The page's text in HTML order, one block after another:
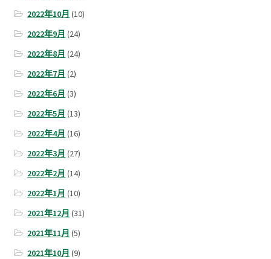
2022年10月 (10)
2022年9月 (24)
2022年8月 (24)
2022年7月 (2)
2022年6月 (3)
2022年5月 (13)
2022年4月 (16)
2022年3月 (27)
2022年2月 (14)
2022年1月 (10)
2021年12月 (31)
2021年11月 (5)
2021年10月 (9)